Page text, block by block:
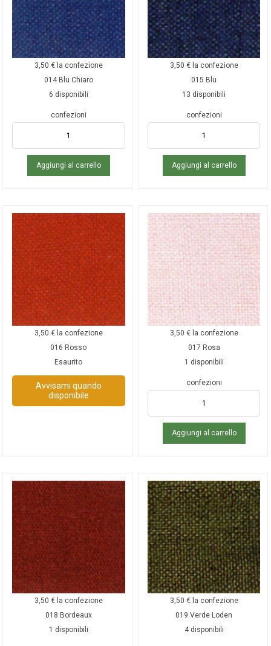
3,50 € la confezione
014 Blu Chiaro
6 disponibili
confezioni
Aggiungi al carrello
3,50 € la confezione
015 Blu
13 disponibili
confezioni
Aggiungi al carrello
3,50 € la confezione
016 Rosso
Esaurito
Avvisami quando
disponibile
3,50 € la confezione
017 Rosa
1 disponibili
confezioni
Aggiungi al carrello
3,50 € la confezione
018 Bordeaux
1 disponibili
3,50 € la confezione
019 Verde Loden
4 disponibili